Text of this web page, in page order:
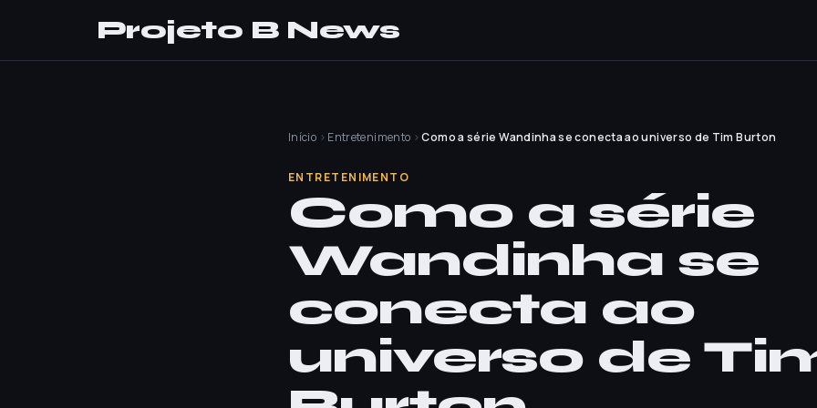
Projeto B News
Início › Entretenimento › Como a série Wandinha se conecta ao universo de Tim Burton
ENTRETENIMENTO
Como a série
Wandinha se
conecta ao
universo de